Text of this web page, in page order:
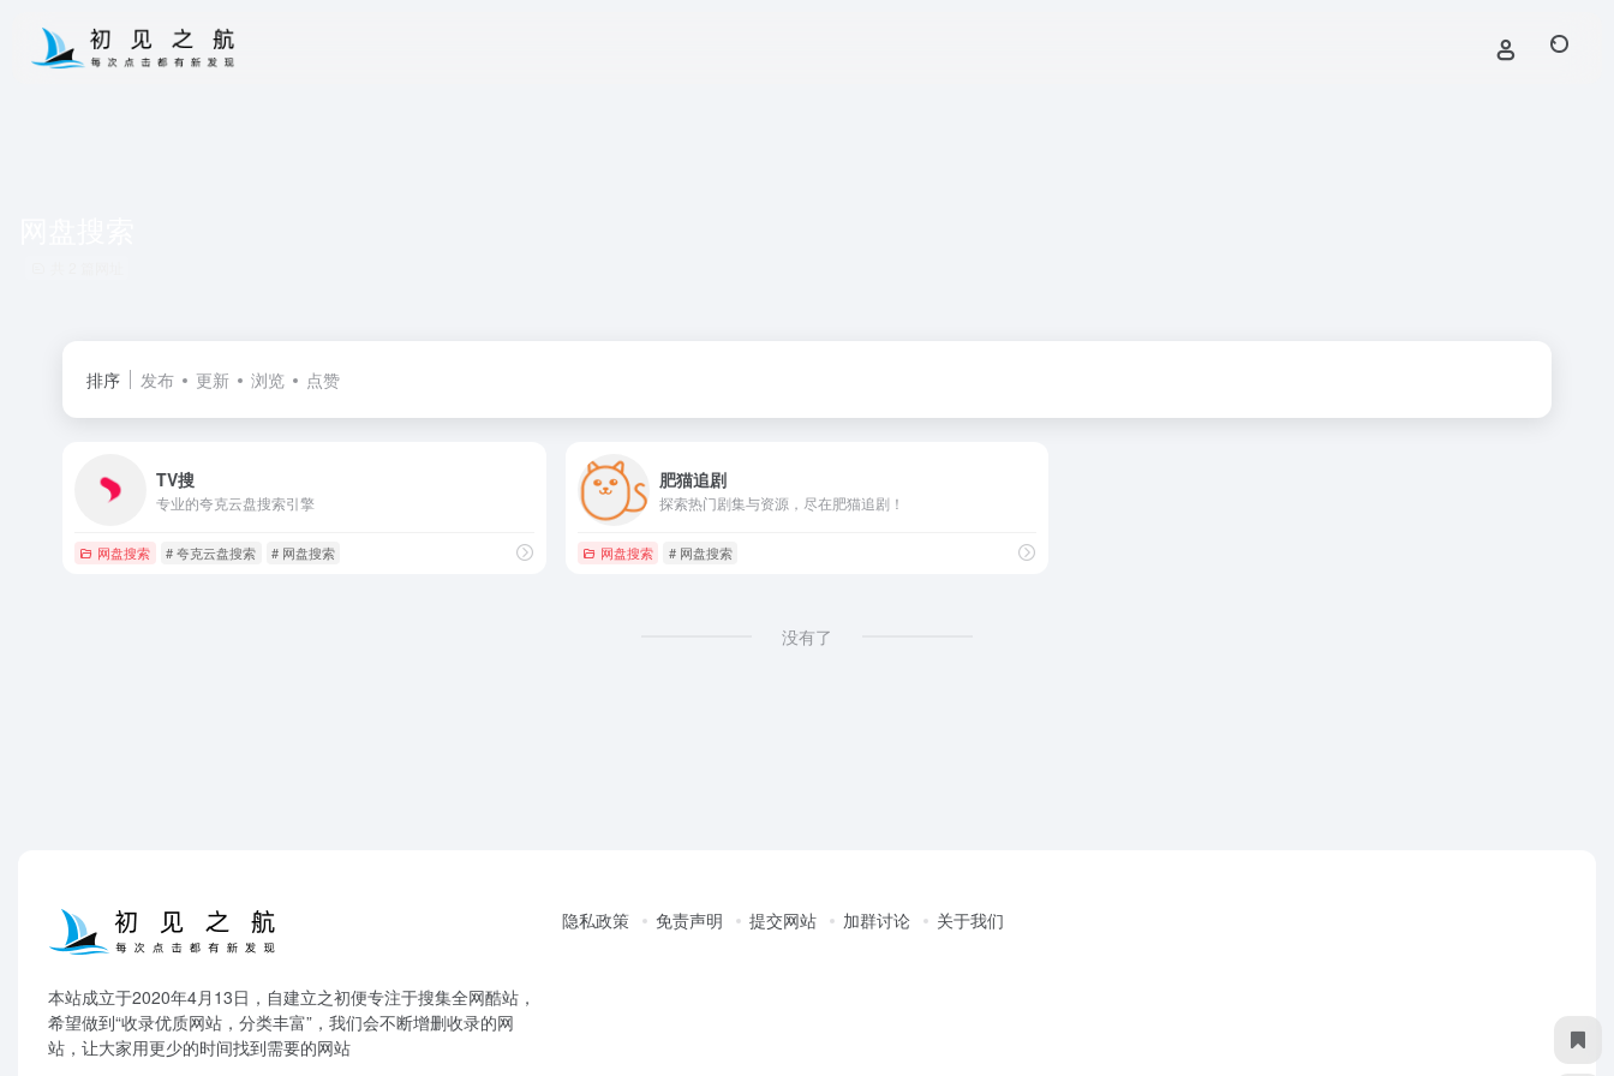
排序 发布 更新 浏览 点赞
TV搜
专业的夸克云盘搜索引擎
网盘搜索 # 夸克云盘搜索 # 网盘搜索
肥猫追剧
探索热门剧集与资源，尽在肥猫追剧！
网盘搜索 # 网盘搜索
没有了
本站成立于2020年4月13日，自建立之初便专注于搜集全网酷站，
希望做到“收录优质网站，分类丰富”，我们会不断增删收录的网
站，让大家用更少的时间找到需要的网站
隐私政策 免责声明 提交网站 加群讨论 关于我们